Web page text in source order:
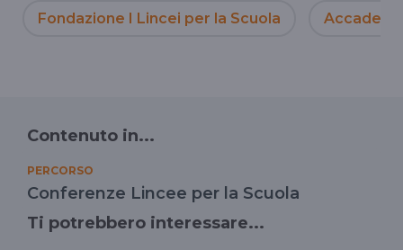
Fondazione I Lincei per la Scuola
Contenuto in...
PERCORSO
Conferenze Lincee per la Scuola
Ti potrebbero interessare...